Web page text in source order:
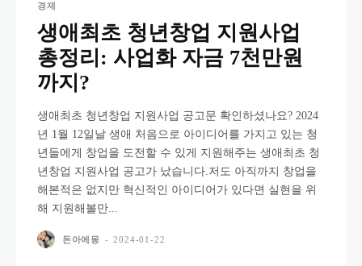
경제
생애최초 청년창업 지원사업
총정리: 사업화 자금 7천만원
까지?
생애최초 청년창업 지원사업 공고문 확인하셨나요? 2024
년 1월 12일날 생애 처음으로 아이디어를 가지고 있는 청
년들에게 창업을 도전할 수 있게 지원해주는 생애최초 청
년창업 지원사업 공고가 났습니다.저도 아직까지 창업을
해본적은 없지만 혁신적인 아이디어가 있다면 실현을 위
해 지원해볼만...
돈아에몽 - 2024-01-22